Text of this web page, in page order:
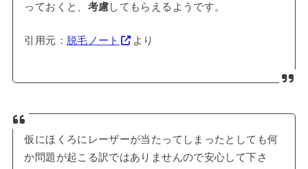
っておくと、 考慮してもらえるようです。
引用元： 脱毛ノート より
仮にほくろにレーザーが当たってしまったとしても何
か問題が起こる訳ではありませんので安心して下さ